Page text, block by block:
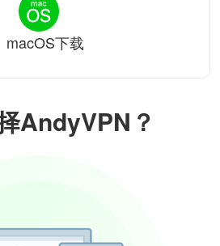
AndyVPN？
macOS下载